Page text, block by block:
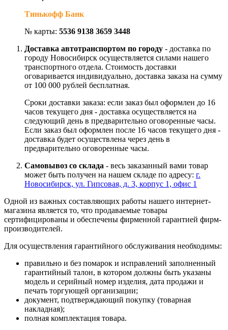
Тинькофф Банк
№ карты: 5536 9138 3659 3448
Доставка автотранспортом по городу - доставка по
городу Новосибирск осуществляется силами нашего
транспортного отдела. Стоимость доставки
оговаривается индивидуально, доставка заказа на сумму
от 100 000 рублей бесплатная.
Сроки доставки заказа: если заказ был оформлен до 16
часов текущего дня - доставка осуществляется на
следующий день в предварительно оговоренные часы.
Если заказ был оформлен после 16 часов текущего дня -
доставка будет осуществлена через день в
предварительно оговоренные часы.
Самовывоз со склада - весь заказанный вами товар
может быть получен на нашем складе по адресу: г.
Новосибирск, ул. Гипсовая, д. 3, корпус 1, офис 1
Одной из важных составляющих работы нашего интернет-
магазина является то, что продаваемые товары
сертифицированы и обеспечены фирменной гарантией фирм-
производителей.
Для осуществления гарантийного обслуживания необходимы:
правильно и без помарок и исправлений заполненный
гарантийный талон, в котором должны быть указаны
модель и серийный номер изделия, дата продажи и
печать торгующей организации;
документ, подтверждающий покупку (товарная
накладная);
полная комплектация товара.